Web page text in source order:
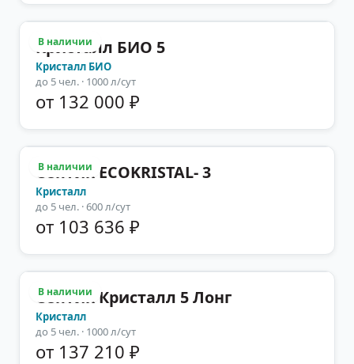
В наличии
Кристалл БИО 5
Кристалл БИО
до 5 чел. · 1000 л/сут
от 132 000 ₽
В наличии
Септик ECOKRISTAL- 3
Кристалл
до 5 чел. · 600 л/сут
от 103 636 ₽
В наличии
Септик Кристалл 5 Лонг
Кристалл
до 5 чел. · 1000 л/сут
от 137 210 ₽